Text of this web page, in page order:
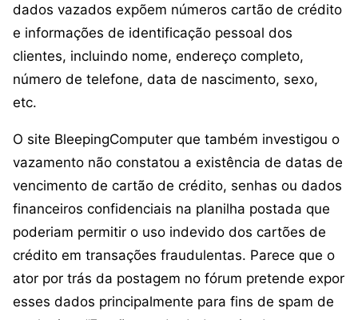
dados vazados expõem números cartão de crédito
e informações de identificação pessoal dos
clientes, incluindo nome, endereço completo,
número de telefone, data de nascimento, sexo,
etc.
O site BleepingComputer que também investigou o
vazamento não constatou a existência de datas de
vencimento de cartão de crédito, senhas ou dados
financeiros confidenciais na planilha postada que
poderiam permitir o uso indevido dos cartões de
crédito em transações fraudulentas. Parece que o
ator por trás da postagem no fórum pretende expor
esses dados principalmente para fins de spam de